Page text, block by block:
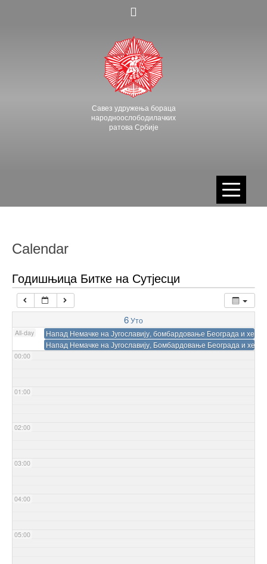
Савез удружења бораца
народноослободилачких
ратова Србије
Calendar
Годишњица Битке на Сутјесци
6Уто
All-day
Напад Немачке на Југославију, бомбардовање Београда и
Напад Немачке на Југославију, Бомбардовање Београда и
00:00
01:00
02:00
03:00
04:00
05:00